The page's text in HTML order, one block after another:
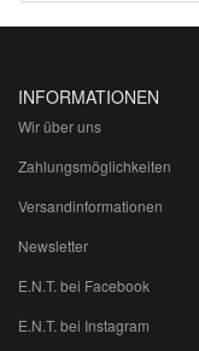
INFORMATIONEN
Wir über uns
Zahlungsmöglichkeiten
Versandinformationen
Newsletter
E.N.T. bei Facebook
E.N.T. bei Instagram